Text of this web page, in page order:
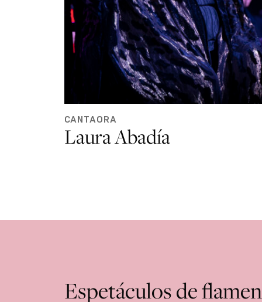
CANTAORA
Laura Abadía
Espetáculos de